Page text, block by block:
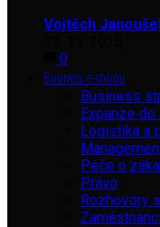
Vojtěch
0
Business e-shopu
Business
Expanze do
Logistika a
Péče o
Právo
Rozhovory